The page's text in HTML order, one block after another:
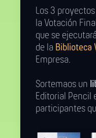
Los 3
la Votación
que se
de la Biblioteca
Empresa.
Sortemaos un
Editorial Pencil
participantes